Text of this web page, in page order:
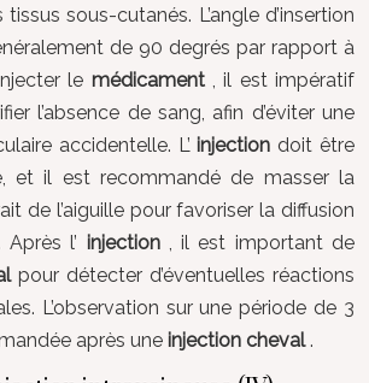
tissus sous-cutanés. L’angle d’insertion
de 90 degrés par rapport à
le médicament
, il est impératif
l’absence de sang, afin d’éviter une
accidentelle. L’ injectiondoit être
et il est recommandé de masser la
de l’aiguille pour favoriser la diffusion
Après l’ injection
, il est important de
pour détecter d’éventuelles réactions
L’observation sur une période de 3
après une injection cheval.